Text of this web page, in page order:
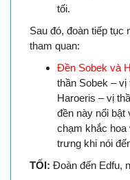
tối.
Sau đó, đoàn tiếp tục
tham quan:
Đền Sobek và
thần Sobek –
Haroeris – vị
đền này nổi
chạm khắc hoa
trưng khi nói
TỐI: Đoàn đến Edfu,